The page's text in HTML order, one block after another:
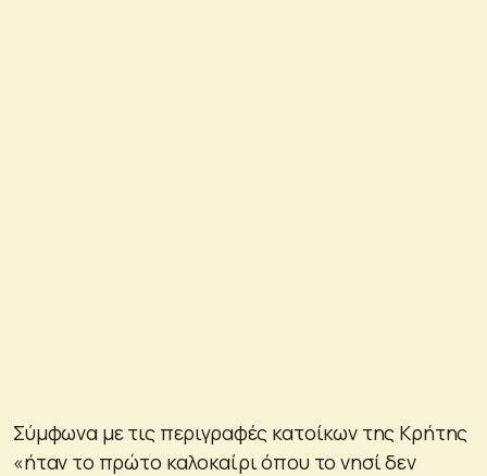
Σύμφωνα με τις περιγραφές κατοίκων της Κρήτης
«ήταν το πρώτο καλοκαίρι όπου το νησί δεν